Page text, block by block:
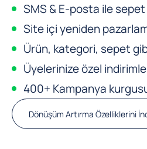
SMS & E-posta ile sepet
Site içi yeniden
Ürün, kategori, sepet
Üyelerinize özel
400+ Kampanya
Dönüşüm Artırma Özelliklerini